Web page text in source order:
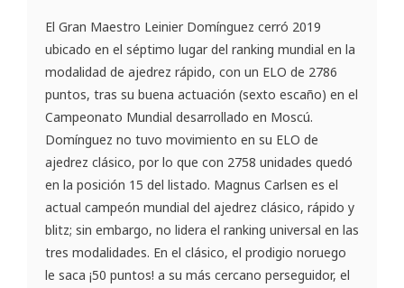
El Gran Maestro Leinier Domínguez cerró 2019
ubicado en el séptimo lugar del ranking mundial en la
modalidad de ajedrez rápido, con un ELO de 2786
puntos, tras su buena actuación (sexto escaño) en el
Campeonato Mundial desarrollado en Moscú.
Domínguez no tuvo movimiento en su ELO de
ajedrez clásico, por lo que con 2758 unidades quedó
en la posición 15 del listado. Magnus Carlsen es el
actual campeón mundial del ajedrez clásico, rápido y
blitz; sin embargo, no lidera el ranking universal en las
tres modalidades. En el clásico, el prodigio noruego
le saca ¡50 puntos! a su más cercano perseguidor, el